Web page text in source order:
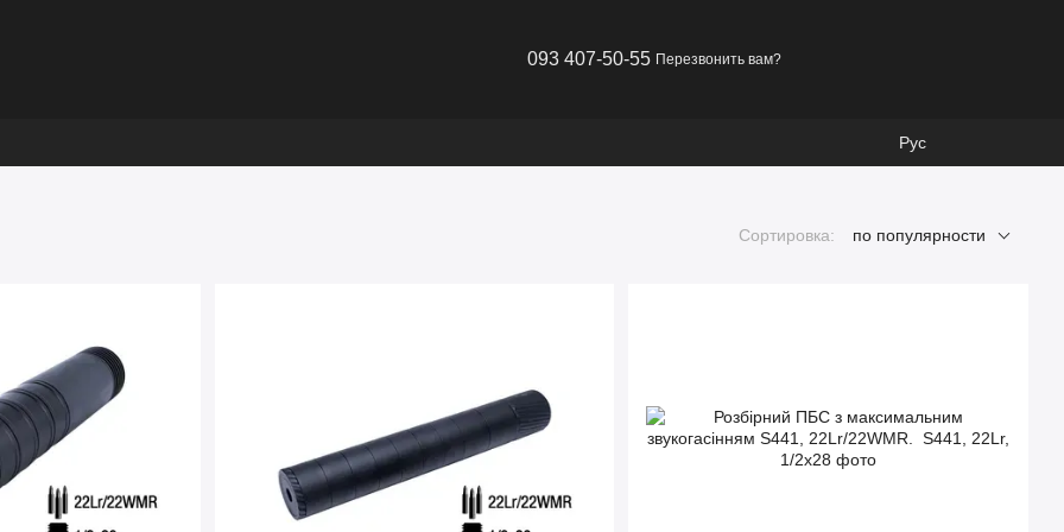
093 407-50-55 Перезвонить вам?
Рус
Сортировка: по популярности